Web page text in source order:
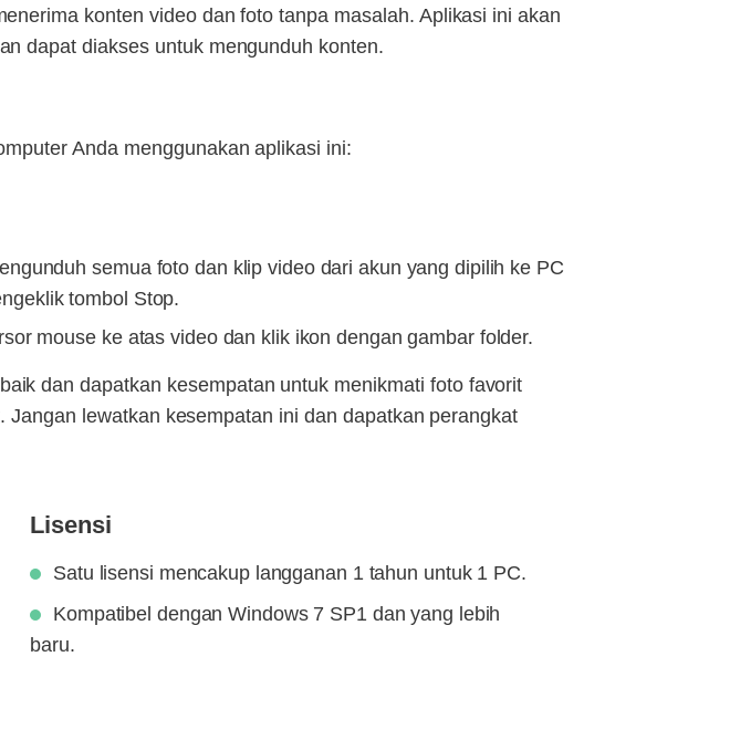
konten video dan foto tanpa masalah. Aplikasi ini akan
dapat diakses untuk mengunduh konten.
Anda menggunakan aplikasi ini:
semua foto dan klip video dari akun yang dipilih ke PC
tombol Stop.
mouse ke atas video dan klik ikon dengan gambar folder.
dan dapatkan kesempatan untuk menikmati foto favorit
lewatkan kesempatan ini dan dapatkan perangkat
Lisensi
Satu lisensi mencakup langganan 1 tahun untuk 1 PC.
Kompatibel dengan Windows 7 SP1 dan yang lebih
baru.